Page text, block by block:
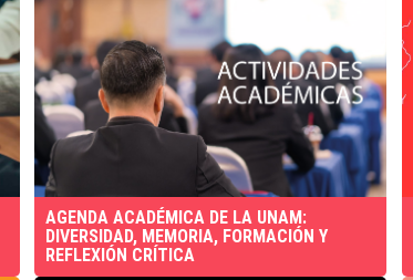
AGENDA ACADÉMICA DE LA UNAM:
DIVERSIDAD, MEMORIA, FORMACIÓN Y
REFLEXIÓN CRÍTICA